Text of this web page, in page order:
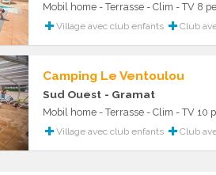
Mobil home - Terrasse - Clim - TV 8
Village avec club enfants Club
Camping Le Ventoulou
Sud Ouest - Gramat
Mobil home - Terrasse - Clim - TV 10
Village avec club enfants Club